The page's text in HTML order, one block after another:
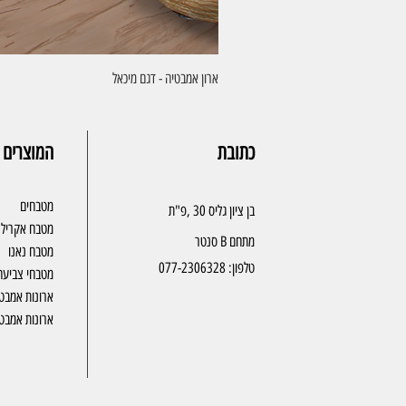
ארון אמבטיה - דגם מיכאל
מטבחים
מטבח אקריל
מטבח נאנו
מטבחי
ארונות
ארונות
כתובת
בן ציון גליס 30 ,פ"ת
מתחם B סנטר
טלפון:077-2306328